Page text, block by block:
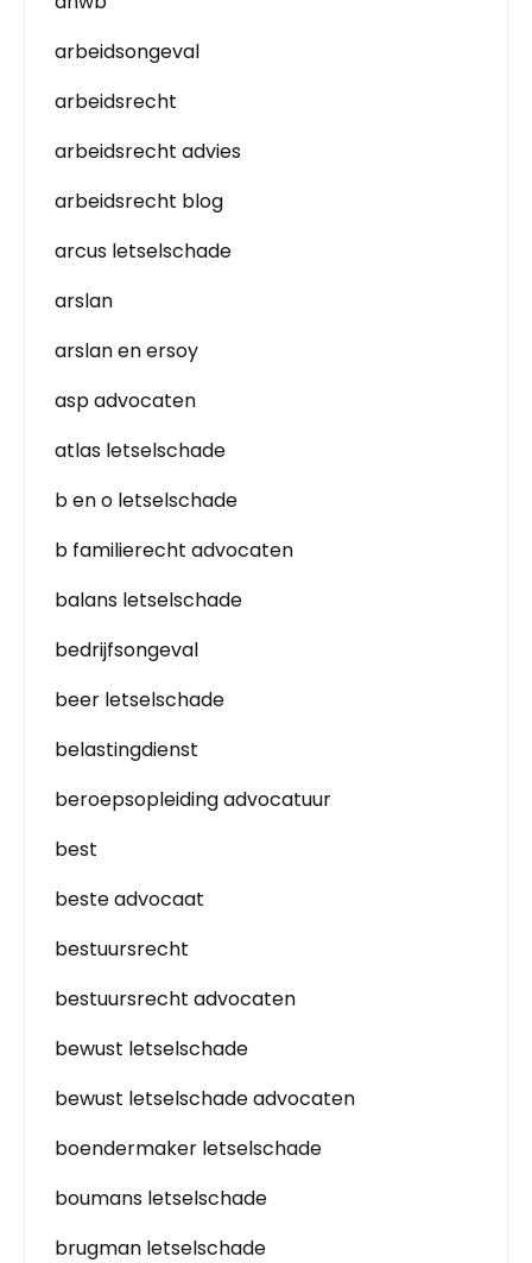
arbeidsongeval
arbeidsrecht
arbeidsrecht advies
arbeidsrecht blog
arcus letselschade
arslan
arslan en ersoy
asp advocaten
atlas letselschade
b en o letselschade
b familierecht advocaten
balans letselschade
bedrijfsongeval
beer letselschade
belastingdienst
beroepsopleiding advocatuur
best
beste advocaat
bestuursrecht
bestuursrecht advocaten
bewust letselschade
bewust letselschade advocaten
boendermaker letselschade
boumans letselschade
brugman letselschade